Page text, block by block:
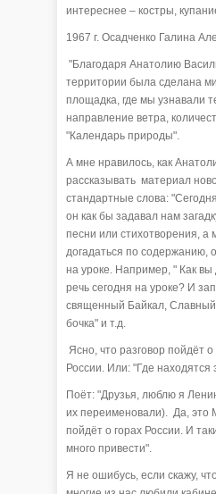
интереснее – костры,
1967 г. Осадченко Галина
"Благодаря Анатолию
территории была сделана
площадка, где мы узнавали
направление ветра,
"Календарь природы".
А мне нравилось, как
рассказывать материал
стандартные слова:
он как бы задавал нам
песни или стихотворения,
догадаться по содержанию,
на уроке. Например, " Как
речь сегодня на уроке? И
священный Байкал, Славный
бочка" и т.д.
Ясно, что разговор пойдёт
России. Или: "Где находятся
Поёт: "Друзья, люблю я
их переименовали). Да, это
пойдёт о горах России. И
много привести".
Я не ошибусь, если скажу,